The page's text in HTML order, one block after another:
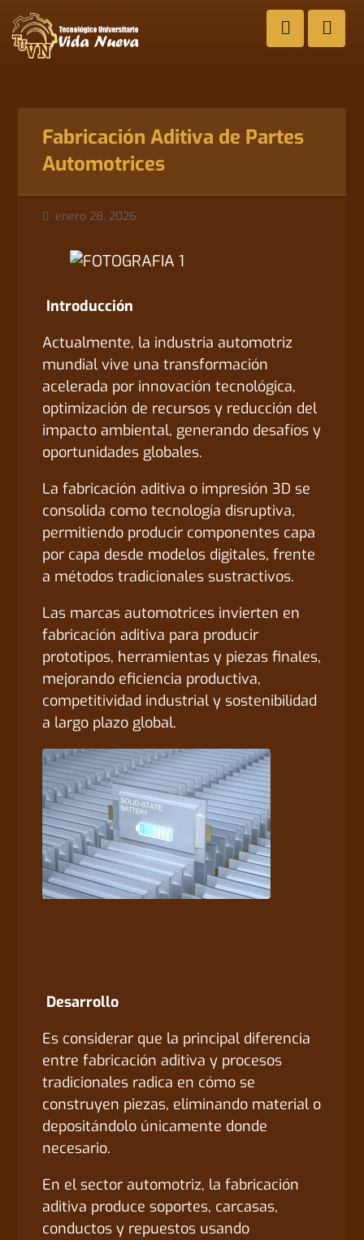
Fabricación Aditiva de Partes
Automotrices
enero 28, 2026
Introducción
Actualmente, la industria automotriz
mundial vive una transformación
acelerada por innovación tecnológica,
optimización de recursos y reducción del
impacto ambiental, generando desafíos y
oportunidades globales.
La fabricación aditiva o impresión 3D se
consolida como tecnología disruptiva,
permitiendo producir componentes capa
por capa desde modelos digitales, frente
a métodos tradicionales sustractivos.
Las marcas automotrices invierten en
fabricación aditiva para producir
prototipos, herramientas y piezas finales,
mejorando eficiencia productiva,
competitividad industrial y sostenibilidad
a largo plazo global.
Desarrollo
Es considerar que la principal diferencia
entre fabricación aditiva y procesos
tradicionales radica en cómo se
construyen piezas, eliminando material o
depositándolo únicamente donde
necesario.
En el sector automotriz, la fabricación
aditiva produce soportes, carcasas,
conductos y repuestos usando